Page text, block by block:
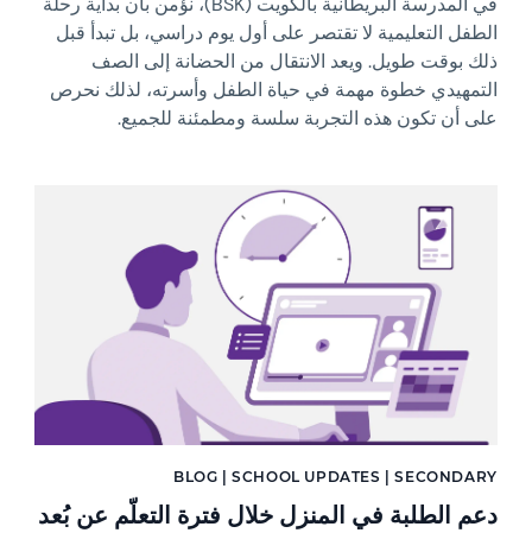
الطفل التعليمية لا تقتصر على أول يوم دراسي، بل تبدأ قبل
ذلك بوقت طويل. ويعد الانتقال من الحضانة إلى الصف
التمهيدي خطوة مهمة في حياة الطفل وأسرته، لذلك نحرص
على أن تكون هذه التجربة سلسة ومطمئنة للجميع.
BLOG | SCHOOL UPDATES | SECONDARY
دعم الطلبة في المنزل خلال فترة التعلّم عن بُعد